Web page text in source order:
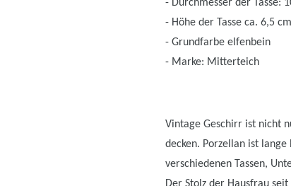
- Durchmesser der Tasse:
- Höhe der Tasse ca. 6,5 cm
- Grundfarbe elfenbein
- Marke: Mitterteich
Vintage Geschirr ist nicht
decken. Porzellan ist
verschiedenen Tassen,